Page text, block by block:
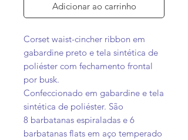
Adicionar ao carrinho
Corset waist-cincher ribbon em
gabardine preto e tela sintética de
poliéster com fechamento frontal
por busk.
Confeccionado em gabardine e tela
sintética de poliéster. São
8 barbatanas espiraladas e 6
barbatanas flats em aço temperado